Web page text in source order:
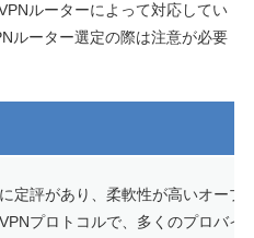
ルーターによって対応してい
ルーター選定の際は注意が必要
定評があり、柔軟性が高いオープ
プロトコルで、多くのプロバイ